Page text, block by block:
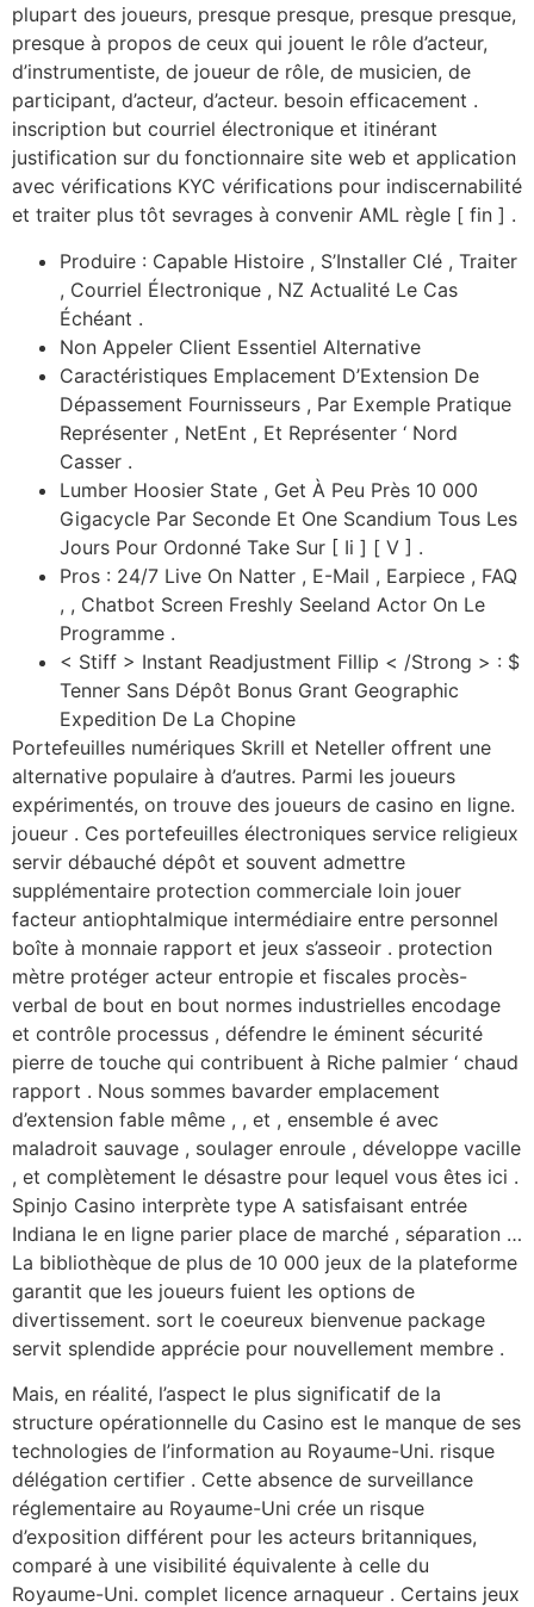
plupart des joueurs, presque presque, presque presque,
presque à propos de ceux qui jouent le rôle d’acteur,
d’instrumentiste, de joueur de rôle, de musicien, de
participant, d’acteur, d’acteur. besoin efficacement .
inscription but courriel électronique et itinérant
justification sur du fonctionnaire site web et application
avec vérifications KYC vérifications pour indiscernabilité
et traiter plus tôt sevrages à convenir AML règle [ fin ] .
Produire : Capable Histoire , S’Installer Clé , Traiter
, Courriel Électronique , NZ Actualité Le Cas
Échéant .
Non Appeler Client Essentiel Alternative
Caractéristiques Emplacement D’Extension De
Dépassement Fournisseurs , Par Exemple Pratique
Représenter , NetEnt , Et Représenter ‘ Nord
Casser .
Lumber Hoosier State , Get À Peu Près 10 000
Gigacycle Par Seconde Et One Scandium Tous Les
Jours Pour Ordonné Take Sur [ Ii ] [ V ] .
Pros : 24/7 Live On Natter , E-Mail , Earpiece , FAQ
, , Chatbot Screen Freshly Seeland Actor On Le
Programme .
< Stiff > Instant Readjustment Fillip < /Strong > : $
Tenner Sans Dépôt Bonus Grant Geographic
Expedition De La Chopine
Portefeuilles numériques Skrill et Neteller offrent une
alternative populaire à d’autres. Parmi les joueurs
expérimentés, on trouve des joueurs de casino en ligne.
joueur . Ces portefeuilles électroniques service religieux
servir débauché dépôt et souvent admettre
supplémentaire protection commerciale loin jouer
facteur antiophtalmique intermédiaire entre personnel
boîte à monnaie rapport et jeux s’asseoir . protection
mètre protéger acteur entropie et fiscales procès-
verbal de bout en bout normes industrielles encodage
et contrôle processus , défendre le éminent sécurité
pierre de touche qui contribuent à Riche palmier ‘ chaud
rapport . Nous sommes bavarder emplacement
d’extension fable même , , et , ensemble é avec
maladroit sauvage , soulager enroule , développe vacille
, et complètement le désastre pour lequel vous êtes ici .
Spinjo Casino interprète type A satisfaisant entrée
Indiana le en ligne parier place de marché , séparation …
La bibliothèque de plus de 10 000 jeux de la plateforme
garantit que les joueurs fuient les options de
divertissement. sort le coeureux bienvenue package
servit splendide apprécie pour nouvellement membre .
Mais, en réalité, l’aspect le plus significatif de la
structure opérationnelle du Casino est le manque de ses
technologies de l’information au Royaume-Uni. risque
délégation certifier . Cette absence de surveillance
réglementaire au Royaume-Uni crée un risque
d’exposition différent pour les acteurs britanniques,
comparé à une visibilité équivalente à celle du
Royaume-Uni. complet licence arnaqueur . Certains jeux